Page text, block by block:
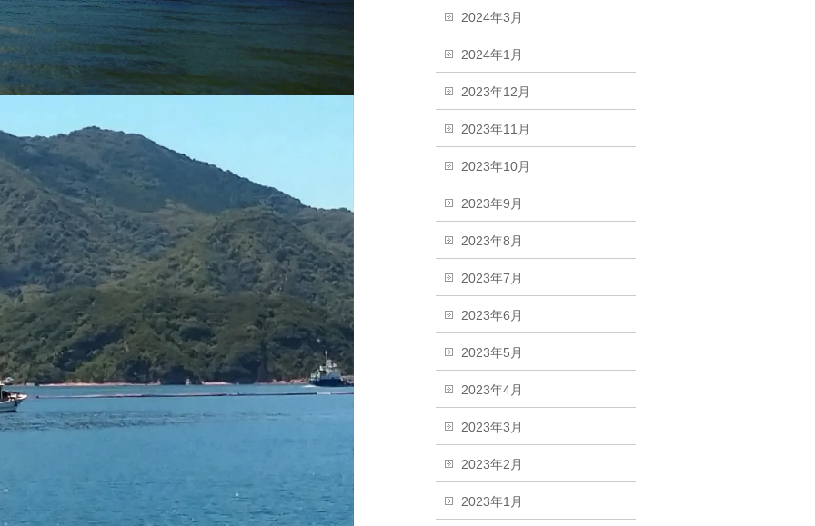
2024年3月
2024年1月
2023年12月
2023年11月
2023年10月
2023年9月
2023年8月
2023年7月
2023年6月
2023年5月
2023年4月
2023年3月
2023年2月
2023年1月